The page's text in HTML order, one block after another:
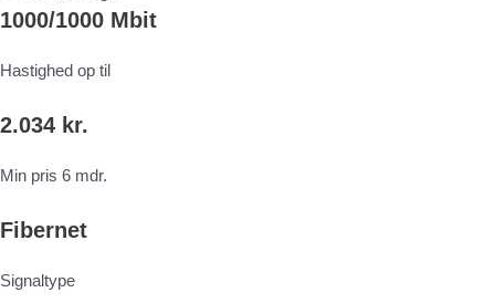
1000/1000 Mbit
Hastighed op til
2.034 kr.
Min pris 6 mdr.
Fibernet
Signaltype